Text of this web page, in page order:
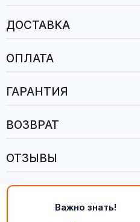
ДОСТАВКА
ОПЛАТА
ГАРАНТИЯ
ВОЗВРАТ
ОТЗЫВЫ
Важно знать!